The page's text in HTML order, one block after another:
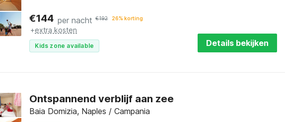
€144 per nacht €192 26% korting
+extra kosten
Kids zone available Details bekijken
Ontspannend verblijf aan zee
Baia Domizia, Naples / Campania